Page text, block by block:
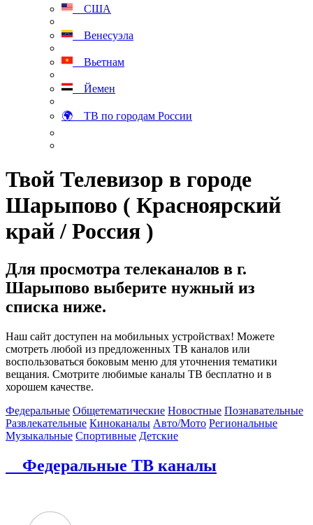
США
Венесуэла
Вьетнам
Йемен
🌍 ТВ по городам России
Твой Телевизор в городе
Шарыпово ( Красноярский
край / Россия )
Для просмотра телеканалов в г.
Шарыпово выберите нужный из
списка ниже.
Наш сайт доступен на мобильных устройствах! Можете
смотреть любой из предложенных ТВ каналов или
воспользоваться боковым меню для уточнения тематики
вещания. Смотрите любимые каналы ТВ бесплатно и в
хорошем качестве.
Федеральные Общетематические Новостные Познавательные
Развлекательные Киноканалы Авто/Мото Региональные
Музыкальные Спортивные Детские
Федеральные ТВ каналы